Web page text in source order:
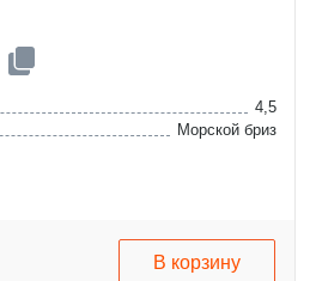
4,5
Морской бриз
В корзину